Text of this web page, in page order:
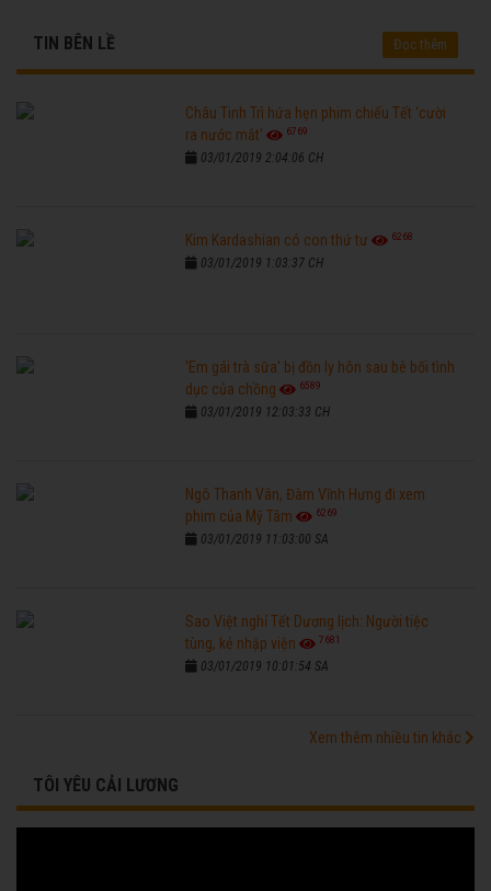
TIN BÊN LỀ Đọc thêm
Châu Tinh Trì hứa hẹn phim chiếu Tết 'cười
ra nước mắt'
6769
03/01/2019 2:04:06 CH
Kim Kardashian có con thứ tư 6268
03/01/2019 1:03:37 CH
'Em gái trà sữa' bị đồn ly hôn sau bê bối tình
dục của chồng
6589
03/01/2019 12:03:33 CH
Ngô Thanh Vân, Đàm Vĩnh Hưng đi xem
phim của Mỹ Tâm
6269
03/01/2019 11:03:00 SA
Sao Việt nghỉ Tết Dương lịch: Người tiệc
tùng, kẻ nhập viện
7681
03/01/2019 10:01:54 SA
Xem thêm nhiều tin khác
TÔI YÊU CẢI LƯƠNG